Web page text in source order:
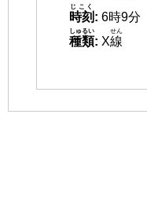
時刻
じこく
: 6時9分
種類
しゅるい
: X線
せん